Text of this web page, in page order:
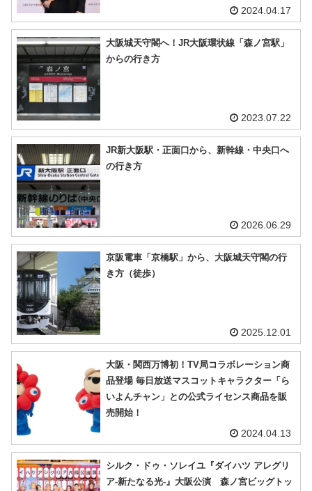
2024.04.17
大阪城天守閣へ！JR大阪環状線「森ノ宮駅」
からの行き方
2023.07.22
JR新大阪駅・正面口から、新幹線・中央口へ
の行き方
2026.06.29
京阪電車「京橋駅」から、大阪城天守閣の行
き方（徒歩）
2025.12.01
大阪・関西万博初！TV局コラボレーション商
品登場 毎日放送マスコットキャラクター「ら
いよんチャン」との公式ライセンス商品を販
売開始！
2024.04.13
シルク・ドゥ・ソレイユ『ダイハツ アレグリ
ア-新たなる光-』大阪公演 森ノ宮ビッグトッ